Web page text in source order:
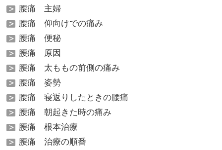
腰痛 主婦
腰痛 仰向けでの痛み
腰痛 便秘
腰痛 原因
腰痛 太ももの前側の痛み
腰痛 姿勢
腰痛 寝返りしたときの腰痛
腰痛 朝起きた時の痛み
腰痛 根本治療
腰痛 治療の順番